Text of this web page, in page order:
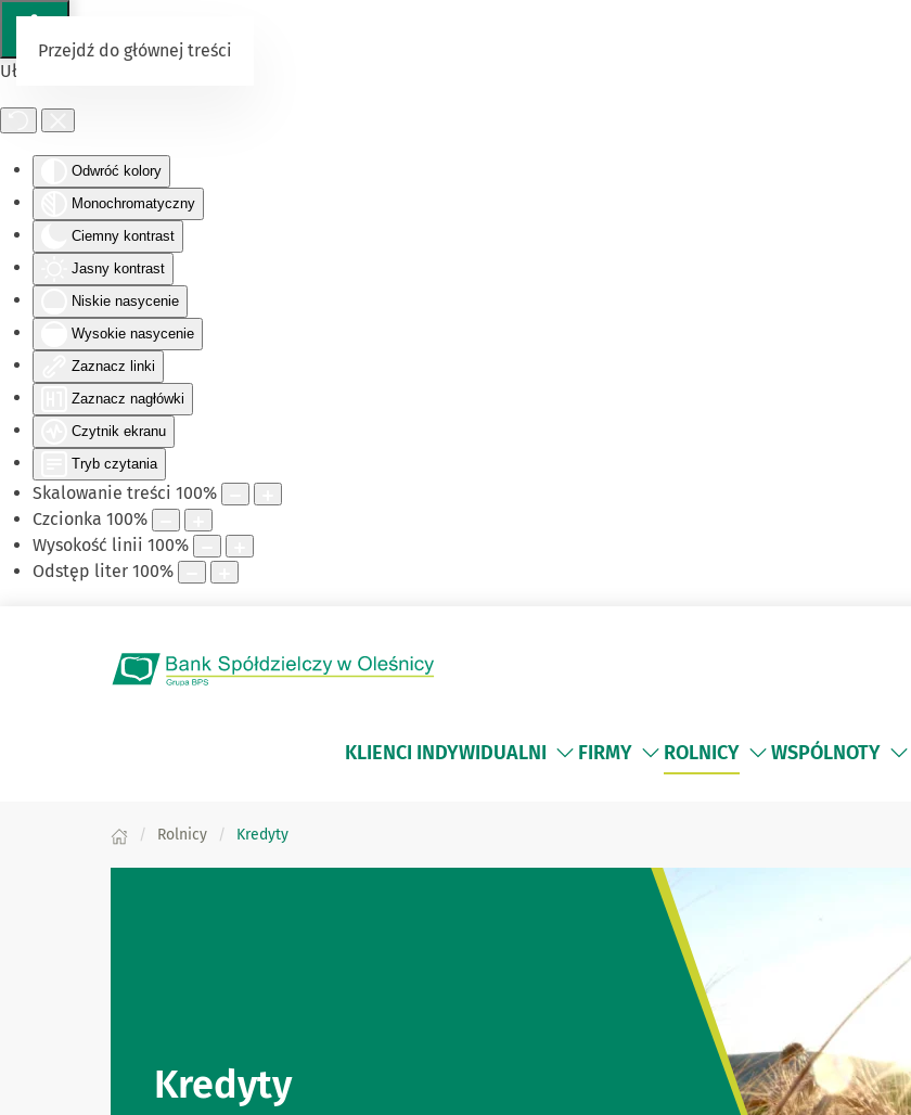
Ułatwienia dostępu
Odwróć kolory
Monochromatyczny
Ciemny kontrast
Jasny kontrast
Niskie nasycenie
Wysokie nasycenie
Zaznacz linki
Zaznacz nagłówki
Czytnik ekranu
Tryb czytania
Skalowanie treści 100%
Czcionka 100%
Wysokość linii 100%
Odstęp liter 100%
Przejdź do głównej treści
KLIENCI INDYWIDUALNI FIRMY ROLNICY WSPÓLNOTY
Rolnicy Kredyty
Kredyty